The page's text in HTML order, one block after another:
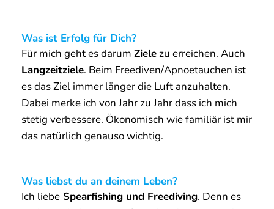
Catalunya(Katalonien), wenn ich meine Sprache
und meine Kultur um mich herum habe. Wenn es
ums Freediving geht, ist es meineEcke im Pool
#er lacht#.
Welche 3 Dinge machen Dich glücklich?
2 – Interessante Projekte
3 – Familie. Ich möchte dass es meiner Familie